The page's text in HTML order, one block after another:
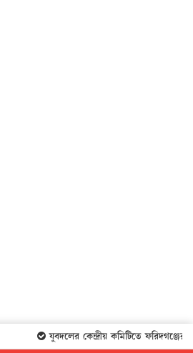
যুবদলের কেন্দ্রীয় কমিটিতে ফরিদগঞ্জের